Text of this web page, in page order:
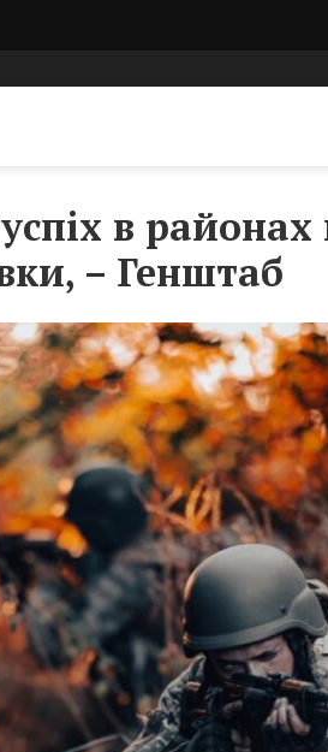
в районах
– Генштаб